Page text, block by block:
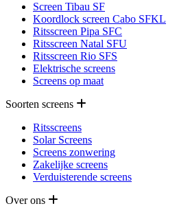
Screen Tibau SF
Koordlock screen Cabo SFKL
Ritsscreen Pipa SFC
Ritsscreen Natal SFU
Ritsscreen Rio SFS
Elektrische screens
Screens op maat
Soorten screens
Ritsscreens
Solar Screens
Screens zonwering
Zakelijke screens
Verduisterende screens
Over ons